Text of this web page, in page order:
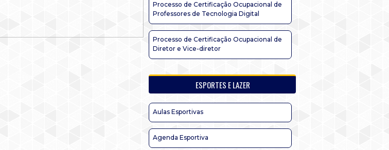
Processo de Certificação Ocupacional de
Professores de Tecnologia Digital
Processo de Certificação Ocupacional de
Diretor e Vice-diretor
ESPORTES E LAZER
Aulas Esportivas
Agenda Esportiva